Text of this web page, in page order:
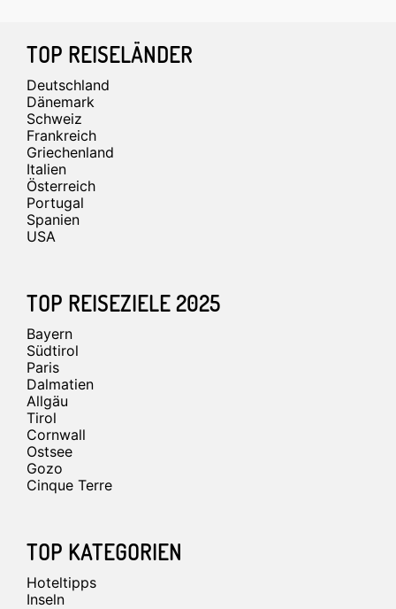
Footer
TOP REISELÄNDER
Deutschland
Dänemark
Schweiz
Frankreich
Griechenland
Italien
Österreich
Portugal
Spanien
USA
TOP REISEZIELE 2025
Bayern
Südtirol
Paris
Dalmatien
Allgäu
Tirol
Cornwall
Ostsee
Gozo
Cinque Terre
TOP KATEGORIEN
Hoteltipps
Inseln